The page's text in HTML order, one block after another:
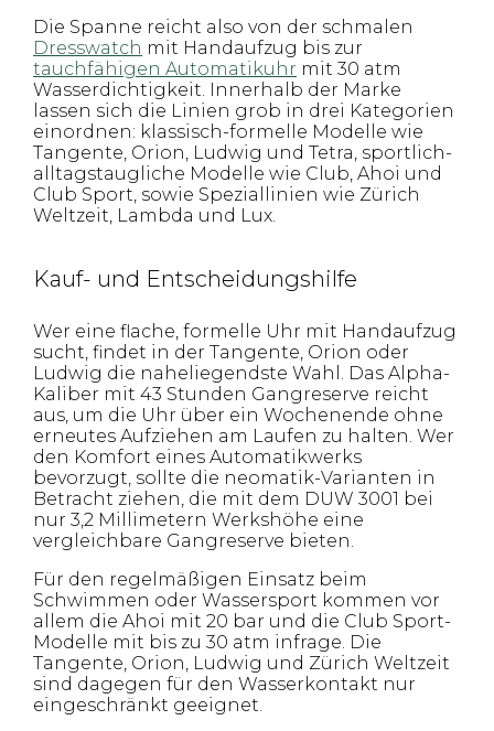
Die Spanne reicht also von der schmalen
Dresswatch mit Handaufzug bis zur
tauchfähigen Automatikuhr mit 30 atm
Wasserdichtigkeit. Innerhalb der Marke
lassen sich die Linien grob in drei Kategorien
einordnen: klassisch-formelle Modelle wie
Tangente, Orion, Ludwig und Tetra, sportlich-
alltagstaugliche Modelle wie Club, Ahoi und
Club Sport, sowie Speziallinien wie Zürich
Weltzeit, Lambda und Lux.
Kauf- und Entscheidungshilfe
Wer eine flache, formelle Uhr mit Handaufzug
sucht, findet in der Tangente, Orion oder
Ludwig die naheliegendste Wahl. Das Alpha-
Kaliber mit 43 Stunden Gangreserve reicht
aus, um die Uhr über ein Wochenende ohne
erneutes Aufziehen am Laufen zu halten. Wer
den Komfort eines Automatikwerks
bevorzugt, sollte die neomatik-Varianten in
Betracht ziehen, die mit dem DUW 3001 bei
nur 3,2 Millimetern Werkshöhe eine
vergleichbare Gangreserve bieten.
Für den regelmäßigen Einsatz beim
Schwimmen oder Wassersport kommen vor
allem die Ahoi mit 20 bar und die Club Sport-
Modelle mit bis zu 30 atm infrage. Die
Tangente, Orion, Ludwig und Zürich Weltzeit
sind dagegen für den Wasserkontakt nur
eingeschränkt geeignet.